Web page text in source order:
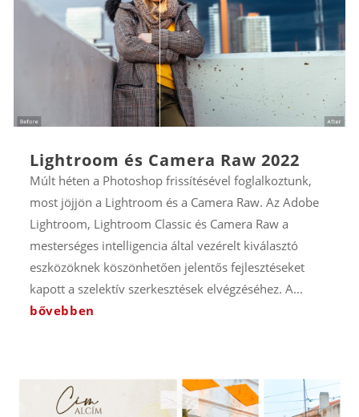
Lightroom és Camera Raw 2022
Múlt héten a Photoshop frissítésével foglalkoztunk,
most jöjjön a Lightroom és a Camera Raw. Az Adobe
Lightroom, Lightroom Classic és Camera Raw a
mesterséges intelligencia által vezérelt kiválasztó
eszközöknek köszönhetően jelentős fejlesztéseket
kapott a szelektív szerkesztések elvégzéséhez. A...
bővebben